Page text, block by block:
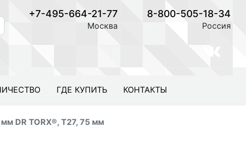
+7-495-664-21-77
Москва
8-800-505-18-34
Россия
ГДЕ КУПИТЬ КОНТАКТЫ
DR TORX®, T27, 75 мм